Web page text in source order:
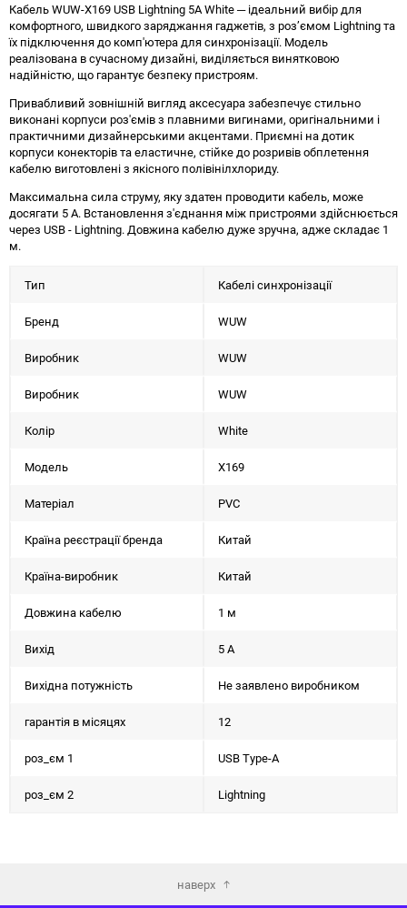
Кабель WUW-X169 USB Lightning 5А White ─ ідеальний вибір для
комфортного, швидкого заряджання гаджетів, з роз’ємом Lightning та
їх підключення до комп'ютера для синхронізації. Модель
реалізована в сучасному дизайні, виділяється винятковою
надійністю, що гарантує безпеку пристроям.
Привабливий зовнішній вигляд аксесуара забезпечує стильно
виконані корпуси роз'ємів з плавними вигинами, оригінальними і
практичними дизайнерськими акцентами. Приємні на дотик
корпуси конекторів та еластичне, стійке до розривів обплетення
кабелю виготовлені з якісного полівінілхлориду.
Максимальна сила струму, яку здатен проводити кабель, може
досягати 5 А. Встановлення з'єднання між пристроями здійснюється
через USB - Lightning. Довжина кабелю дуже зручна, адже складає 1
м.
Тип Кабелі синхронізації
Бренд WUW
Виробник WUW
Виробник WUW
Колір White
Модель X169
Матеріал PVC
Країна реєстрації бренда Китай
Країна-виробник Китай
Довжина кабелю 1 м
Вихід 5 A
Вихідна потужність Не заявлено виробником
гарантія в місяцях 12
роз_єм 1 USB Type-A
роз_єм 2 Lightning
наверх